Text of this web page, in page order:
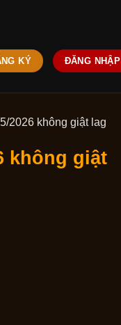
KÝ ĐĂNG NHẬP
2026 không giật lag
không giật